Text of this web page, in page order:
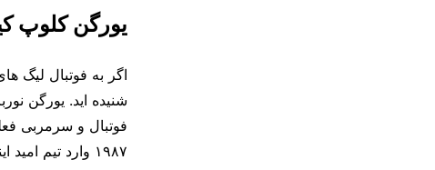
یورگن کلوپ
اگر به فوتبال لیگ
فوتبال و سرمربی
۱۹۸۷ وارد تیم